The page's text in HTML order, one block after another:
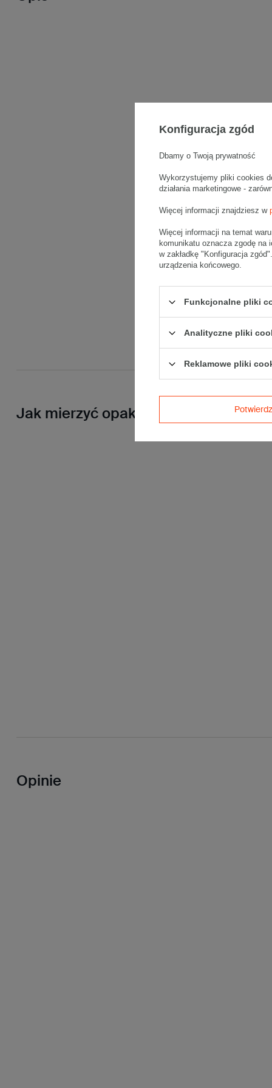
Jak mierzyć opakowanie
Opinie
Konfiguracja zgód
Dbamy o Twoją prywatność
Wykorzystujemy pliki cookies
działania marketingowe -
Więcej informacji znajdziesz w
Więcej informacji na temat
komunikatu oznacza zgodę na
w zakładkę "Konfiguracja
urządzenia końcowego.
Funkcjonalne pliki
Analityczne pliki
Reklamowe pliki